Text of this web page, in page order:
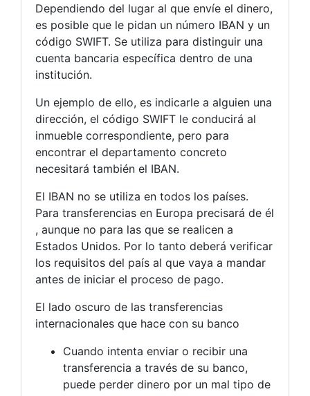
Dependiendo del lugar al que envíe el dinero,
es posible que le pidan un número IBAN y un
código SWIFT. Se utiliza para distinguir una
cuenta bancaria específica dentro de una
institución.
Un ejemplo de ello, es indicarle a alguien una
dirección, el código SWIFT le conducirá al
inmueble correspondiente, pero para
encontrar el departamento concreto
necesitará también el IBAN.
El IBAN no se utiliza en todos los países.
Para transferencias en Europa precisará de él
, aunque no para las que se realicen a
Estados Unidos. Por lo tanto deberá verificar
los requisitos del país al que vaya a mandar
antes de iniciar el proceso de pago.
El lado oscuro de las transferencias
internacionales que hace con su banco
Cuando intenta enviar o recibir una
transferencia a través de su banco,
puede perder dinero por un mal tipo de